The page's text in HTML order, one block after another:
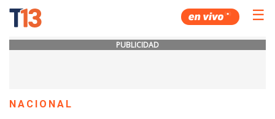
☰
PUBLICIDAD
NACIONAL